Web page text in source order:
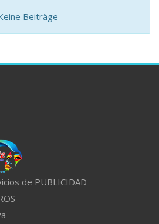
Beiträge
de PUBLICIDAD